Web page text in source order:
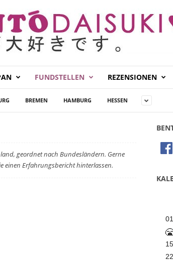
FUNDSTELLEN REZENSIONEN
BREMEN HAMBURG HESSEN
geordnet nach Bundesländern. Gerne
einen Erfahrungsbericht hinterlassen.
01
15
22